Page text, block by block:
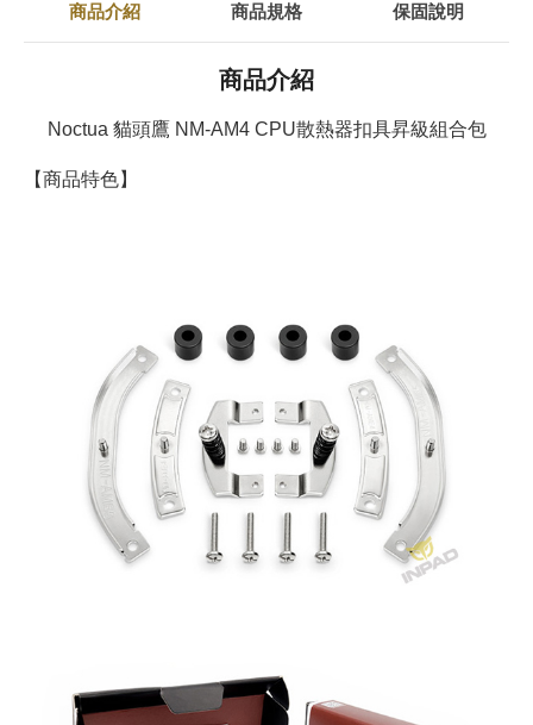
商品介紹 商品規格 保固說明
商品介紹
Noctua 貓頭鷹 NM-AM4 CPU散熱器扣具昇級組合包
【商品特色】